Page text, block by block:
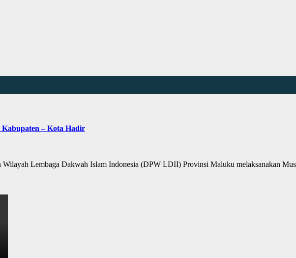
– Kota Hadir
Lembaga Dakwah Islam Indonesia (DPW LDII) Provinsi Maluku melaksanakan